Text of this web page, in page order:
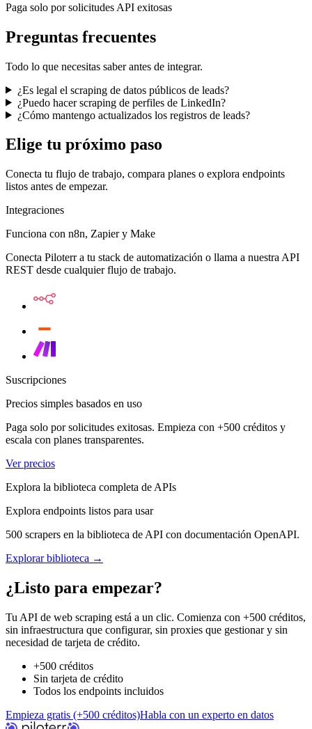
Paga solo por solicitudes API exitosas
Preguntas frecuentes
Todo lo que necesitas saber antes de integrar.
¿Es legal el scraping de datos públicos de leads?
¿Puedo hacer scraping de perfiles de LinkedIn?
¿Cómo mantengo actualizados los registros de leads?
Elige tu próximo paso
Conecta tu flujo de trabajo, compara planes o explora endpoints
listos antes de empezar.
Integraciones
Funciona con n8n, Zapier y Make
Conecta Piloterr a tu stack de automatización o llama a nuestra API
REST desde cualquier flujo de trabajo.
Suscripciones
Precios simples basados en uso
Paga solo por solicitudes exitosas. Empieza con +500 créditos y
escala con planes transparentes.
Ver precios
Explora la biblioteca completa de APIs
Explora endpoints listos para usar
500 scrapers en la biblioteca de API con documentación OpenAPI.
Explorar biblioteca →
¿Listo para empezar?
Tu API de web scraping está a un clic. Comienza con +500 créditos,
sin infraestructura que configurar, sin proxies que gestionar y sin
necesidad de tarjeta de crédito.
+500 créditos
Sin tarjeta de crédito
Todos los endpoints incluidos
Empieza gratis (+500 créditos)Habla con un experto en datos